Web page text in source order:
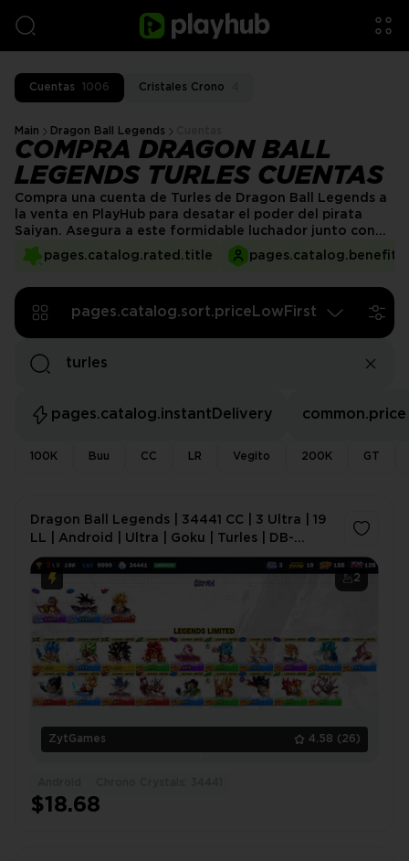
Cuentas 1006 Cristales Crono
Main Dragon Ball Legends
COMPRA DRAGON BALL
LEGENDS TURLES CUENTAS
pages.catalog.rated.title
Compra una cuenta de Turles de Dragon Ball Legends a
la venta en PlayHub para desatar el poder del pirata
Saiyan. Asegura a este formidable luchador junto con
poderosos equipos, recursos y mejoras. Ya seas un
coleccionista o un jugador competitivo, estas cuentas
grindear. ¡Consigue la tuya hoy!
pages.catalog.sort.priceLowFirst
pages.catalog.instantDelivery common.price
100K Buu CC LR Vegito 200K GT
2
ZytGames 4.58 (26)
Dragon Ball Legends | 34441 CC | 3 Ultra | 19
LL | Android | Ultra | Goku | Turles | DB-
8A6H91
$18.68